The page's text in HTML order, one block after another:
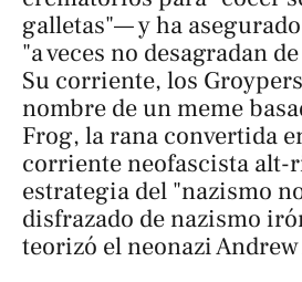
galletas"— y ha
"a veces no desagradan
Su corriente, los
nombre de un meme
Frog, la rana convertida
corriente neofascista alt-
estrategia del "nazismo
disfrazado de nazismo
teorizó el neonazi